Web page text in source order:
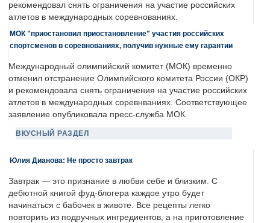
рекомендовал снять ограничения на участие российских
атлетов в международных соревнованиях.
МОК "приостановил приостановление" участия российских
спортсменов в соревнованиях, получив нужные ему гарантии
Международный олимпийский комитет (МОК) временно
отменил отстранение Олимпийского комитета России (ОКР)
и рекомендовала снять ограничения на участие российских
атлетов в международных соревнваниях. Соответствующее
заявление опубликовала пресс-служба МОК.
ВКУСНЫЙ РАЗДЕЛ
Юлия Дианова: Не просто завтрак
Завтрак — это признание в любви себе и близким. С
дебютной книгой фуд-блогера каждое утро будет
начинаться с бабочек в животе. Все рецепты легко
повторить из подручных ингредиентов, а на приготовление